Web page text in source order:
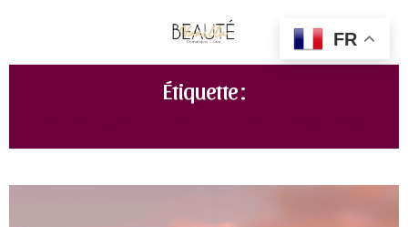
Étiquette :
FR